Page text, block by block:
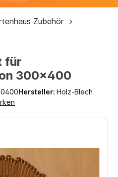
Zubehör
für
300x400
Hersteller: Holz-Blech